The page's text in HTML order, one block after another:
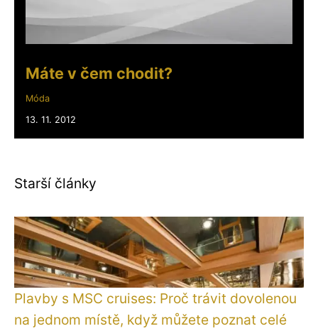
Máte v čem chodit?
Móda
13. 11. 2012
Starší články
Plavby s MSC cruises: Proč trávit dovolenou
na jednom místě, když můžete poznat celé